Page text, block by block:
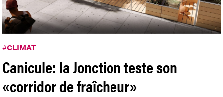
#CLIMAT
Canicule: la Jonction teste son
«corridor de fraîcheur»